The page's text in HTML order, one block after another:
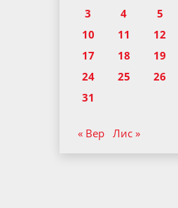
3
4 5
10
11 12
17
18 19
24
25 26
31
« Вер Лис »